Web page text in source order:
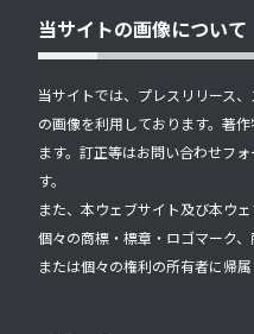
当サイトの画像について
当サイトでは、プレスリリース
の画像を利用しております。著
ます。訂正等はお問い合わせフ
す。
また、本ウェブサイト及び本ウ
個々の商標・標章・ロゴマーク
または個々の権利の所有者に帰属